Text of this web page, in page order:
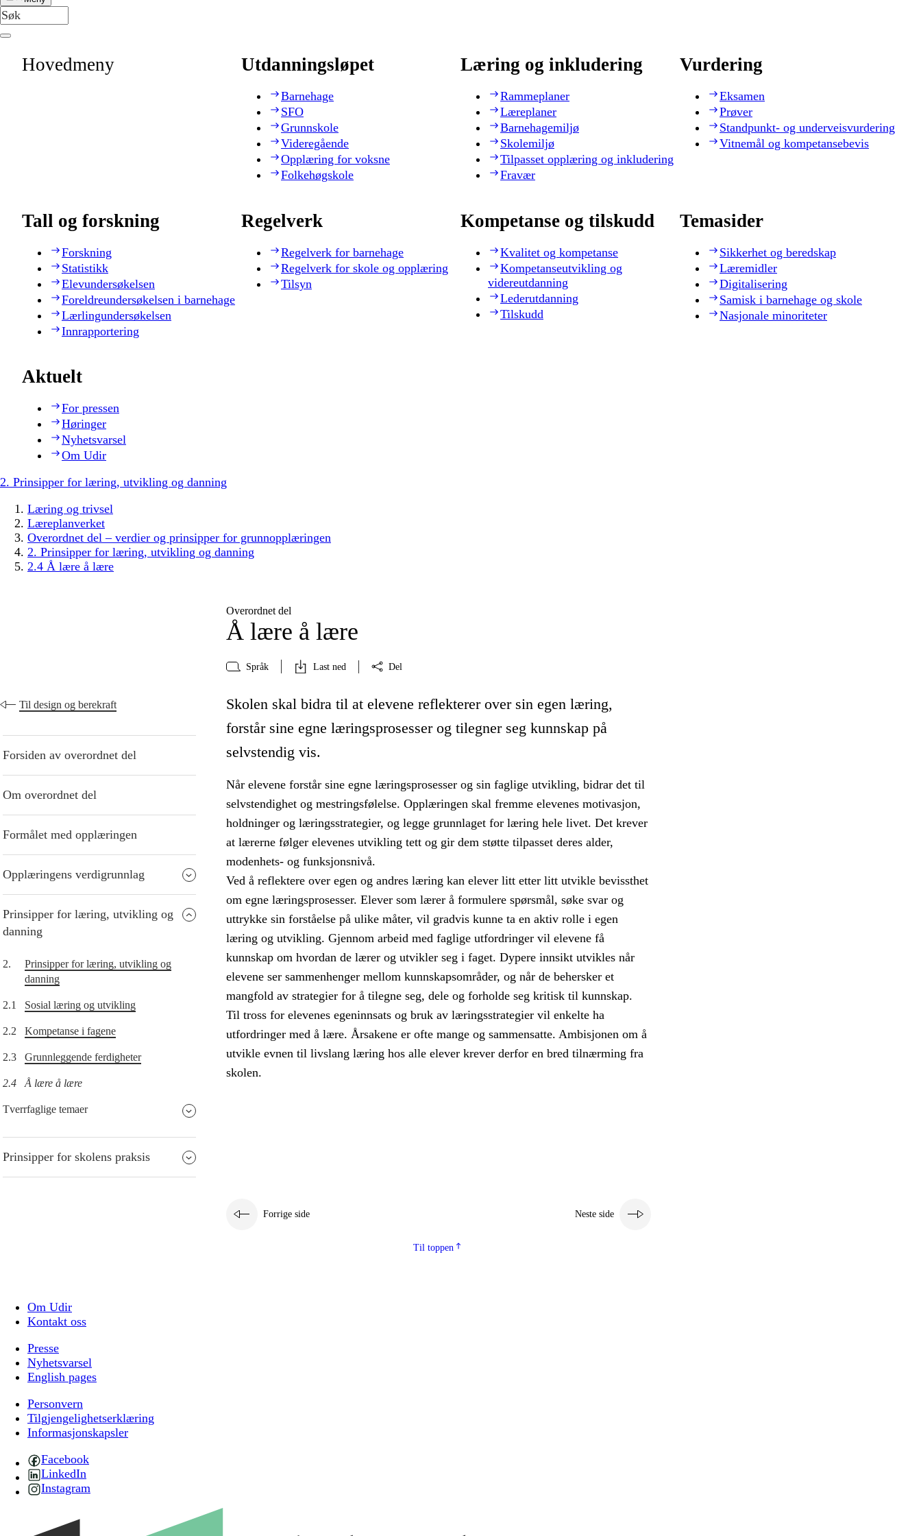
Hovedmeny Utdanningsløpet
Barnehage
SFO
Grunnskole
Videregående
Opplæring for voksne
Folkehøgskole
Læring og inkludering
Rammeplaner
Læreplaner
Barnehagemiljø
Skolemiljø
Tilpasset opplæring og inkludering
Fravær
Vurdering
Eksamen
Prøver
Standpunkt- og underveisvurdering
Vitnemål og kompetansebevis
Tall og forskning
Forskning
Statistikk
Elevundersøkelsen
Foreldreundersøkelsen i barnehage
Lærlingundersøkelsen
Innrapportering
Regelverk
Regelverk for barnehage
Regelverk for skole og opplæring
Tilsyn
Kompetanse og tilskudd
Kvalitet og kompetanse
Kompetanseutvikling og
videreutdanning
Lederutdanning
Tilskudd
Temasider
Sikkerhet og beredskap
Læremidler
Digitalisering
Samisk i barnehage og skole
Nasjonale minoriteter
Aktuelt
For pressen
Høringer
Nyhetsvarsel
Om Udir
2. Prinsipper for læring, utvikling og danning
Læring og trivsel
Læreplanverket
Overordnet del – verdier og prinsipper for grunnopplæringen
2. Prinsipper for læring, utvikling og danning
2.4 Å lære å lære
Overordnet del
Å lære å lære
Språk Last ned Del
Til design og berekraft
Forsiden av overordnet del
Om overordnet del
Formålet med opplæringen
Opplæringens verdigrunnlag
Prinsipper for læring, utvikling og
danning
2.
Prinsipper for læring, utvikling og
danning
2.1 Sosial læring og utvikling
2.2 Kompetanse i fagene
2.3 Grunnleggende ferdigheter
2.4 Å lære å lære
Tverrfaglige temaer
Prinsipper for skolens praksis
Skolen skal bidra til at elevene reflekterer over sin egen læring,
forstår sine egne læringsprosesser og tilegner seg kunnskap på
selvstendig vis.
Når elevene forstår sine egne læringsprosesser og sin faglige utvikling, bidrar det til
selvstendighet og mestringsfølelse. Opplæringen skal fremme elevenes motivasjon,
holdninger og læringsstrategier, og legge grunnlaget for læring hele livet. Det krever
at lærerne følger elevenes utvikling tett og gir dem støtte tilpasset deres alder,
modenhets- og funksjonsnivå.
Ved å reflektere over egen og andres læring kan elever litt etter litt utvikle bevissthet
om egne læringsprosesser. Elever som lærer å formulere spørsmål, søke svar og
uttrykke sin forståelse på ulike måter, vil gradvis kunne ta en aktiv rolle i egen
læring og utvikling. Gjennom arbeid med faglige utfordringer vil elevene få
kunnskap om hvordan de lærer og utvikler seg i faget. Dypere innsikt utvikles når
elevene ser sammenhenger mellom kunnskapsområder, og når de behersker et
mangfold av strategier for å tilegne seg, dele og forholde seg kritisk til kunnskap.
Til tross for elevenes egeninnsats og bruk av læringsstrategier vil enkelte ha
utfordringer med å lære. Årsakene er ofte mange og sammensatte. Ambisjonen om å
utvikle evnen til livslang læring hos alle elever krever derfor en bred tilnærming fra
skolen.
Forrige side Neste side
Til toppen
Om Udir
Kontakt oss
Presse
Nyhetsvarsel
English pages
Personvern
Tilgjengelighetserklæring
Informasjonskapsler
Facebook
LinkedIn
Instagram